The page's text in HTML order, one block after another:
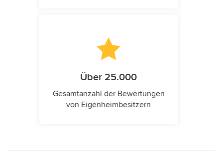
Über 25.000
Gesamtanzahl der Bewertungen
von Eigenheimbesitzern